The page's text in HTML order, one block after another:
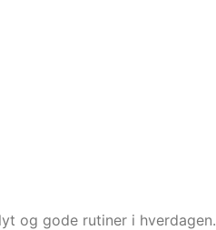
og gode rutiner i hverdagen.